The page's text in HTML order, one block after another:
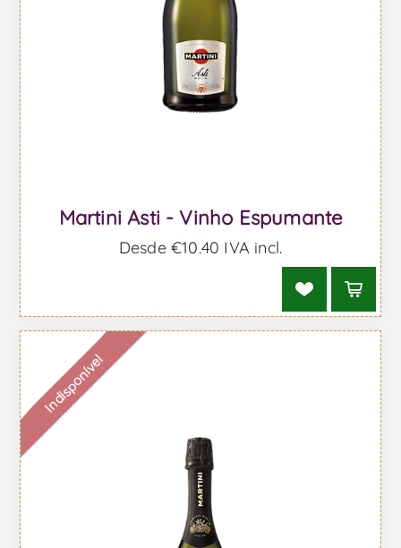
Martini Asti - Vinho Espumante
Desde €10,40 IVA incl.
Indisponível